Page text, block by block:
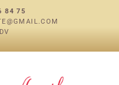
84 75